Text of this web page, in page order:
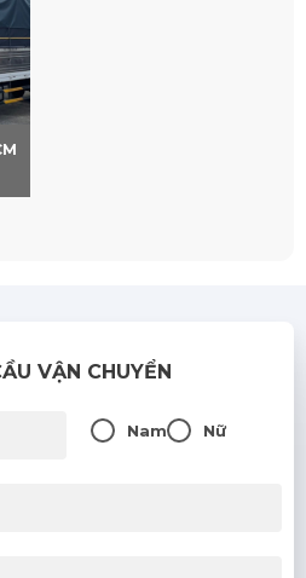
VẬN CHUYỂN
Nam Nữ